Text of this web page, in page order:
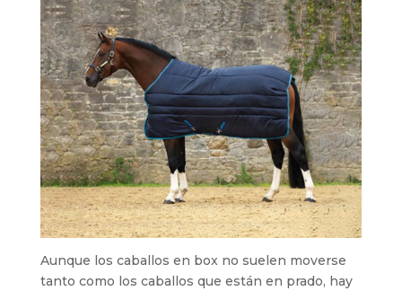
Aunque los caballos en box no suelen moverse
tanto como los caballos que están en prado, hay